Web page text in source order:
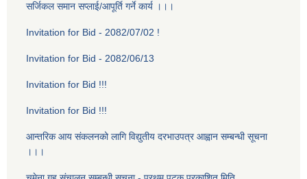
सर्जिकल समान सप्लाई/आपूर्ति गर्ने कार्य ।।।
Invitation for Bid - 2082/07/02 !
Invitation for Bid - 2082/06/13
Invitation for Bid !!!
Invitation for Bid !!!
आन्तरिक आय संकलनको लागि विद्युतीय दरभाउपत्र आह्वान सम्बन्धी सूचना
।।।